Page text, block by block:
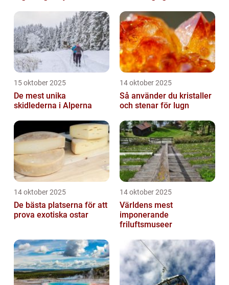
15 oktober 2025
De mest unika
skidlederna i Alperna
14 oktober 2025
Så använder du kristaller
och stenar för lugn
14 oktober 2025
De bästa platserna för att
prova exotiska ostar
14 oktober 2025
Världens mest
imponerande
friluftsmuseer